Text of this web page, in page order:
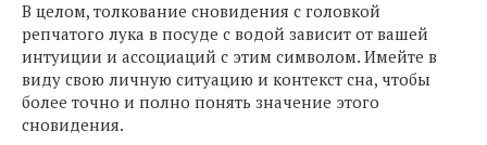
В целом, толкование сновидения с головкой
репчатого лука в посуде с водой зависит от вашей
интуиции и ассоциаций с этим символом. Имейте в
виду свою личную ситуацию и контекст сна, чтобы
более точно и полно понять значение этого
сновидения.